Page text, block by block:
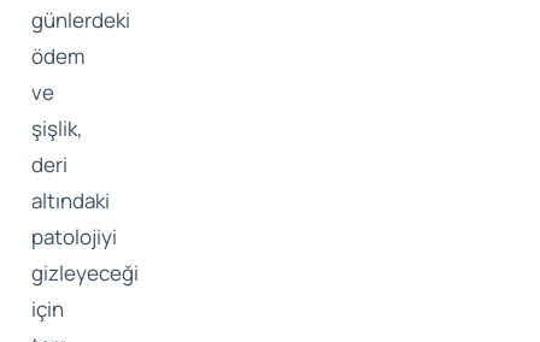
günlerdeki
ödem
ve
şişlik,
deri
altındaki
patolojiyi
gizleyeceği
için